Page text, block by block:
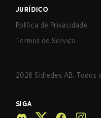
JURÍDICO
Política de Privacidade
Termos de Serviço
2026 Sidledes AB. Todos
SIGA